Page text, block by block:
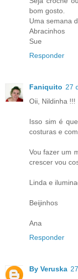
bom gosto.
Uma semana
Abracinhos
Sue
Responder
Faniquito 27
Oii, Nildinha !!!
Isso sim é
costuras e
Vou fazer um
crescer vou
Linda e
Beijinhos
Ana
Responder
By Veruska